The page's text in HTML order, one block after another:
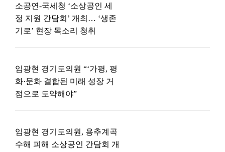
소공연-국세청 ‘소상공인 세
정 지원 간담회’ 개최… ‘생존
기로’ 현장 목소리 청취
임광현 경기도의원 “‘가평, 평
화·문화 결합된 미래 성장 거
점으로 도약해야”
임광현 경기도의원, 용추계곡
수해 피해 소상공인 간담회 개